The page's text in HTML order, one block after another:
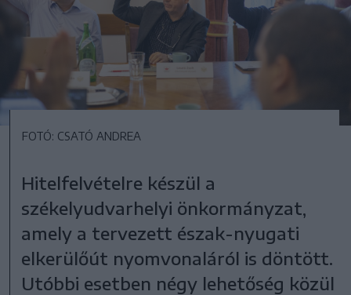
FOTÓ: CSATÓ ANDREA
Hitelfelvételre készül a
székelyudvarhelyi önkormányzat,
amely a tervezett észak-nyugati
elkerülőút nyomvonaláról is döntött.
Utóbbi esetben négy lehetőség közül